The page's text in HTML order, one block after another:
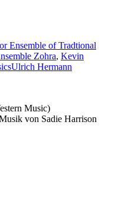
Ensemble of Tradtional
Zohra, Kevin
Ulrich Hermann
Music)
von Sadie Harrison